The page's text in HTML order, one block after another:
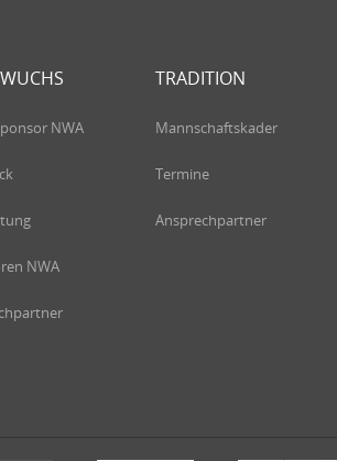
NWA
NWA
TRADITION
Mannschaftskader
Termine
Ansprechpartner